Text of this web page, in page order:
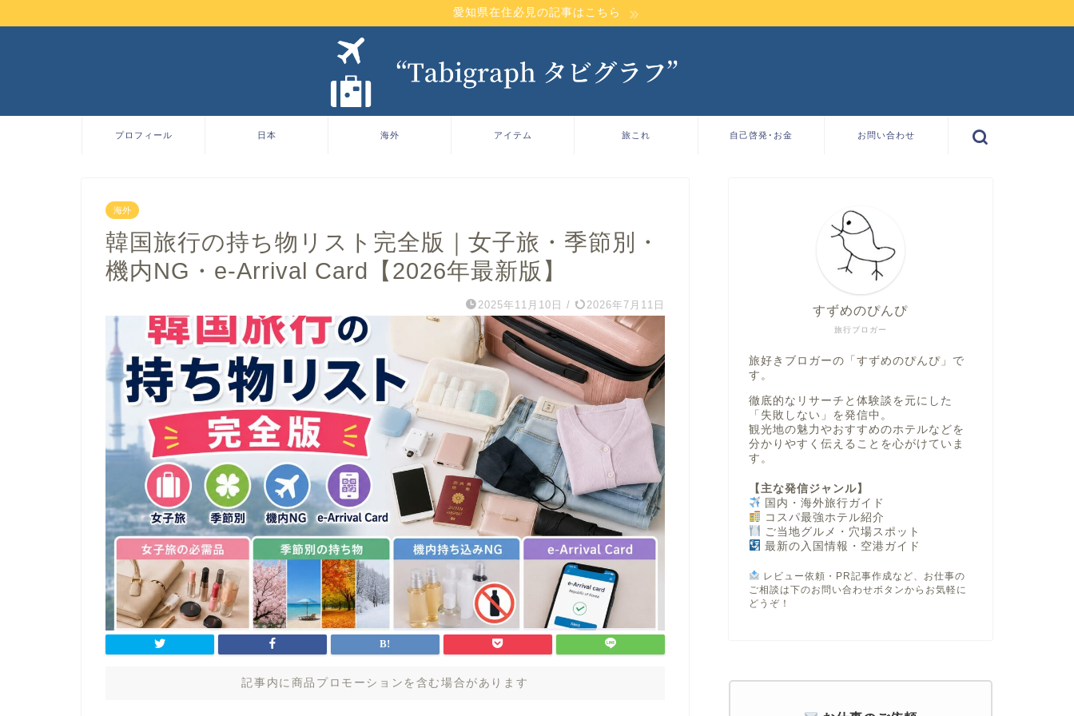
愛知県在住必見の記事はこちら
プロフィール 日本 海外 アイテム 旅これ 自己啓発･お金 お問い合わせ
海外
韓国旅行の持ち物リスト完全版｜女子旅・季節別・
機内NG・e-Arrival Card【2026年最新版】
2025年11月10日 / 2026年7月11日
記事内に商品プロモーションを含む場合があります
旅行ブロガー
すずめのぴんぴ
旅好きブロガーの「すずめのぴんぴ」で
す。
徹底的なリサーチと体験談を元にした
「失敗しない」 を発信中。
観光地の魅力やおすすめのホテルなどを
分かりやすく伝えることを心がけていま
す。
【主な発信ジャンル】
国内・海外旅行ガイド
コスパ最強ホテル紹介
ご当地グルメ・穴場スポット
最新の入国情報・空港ガイド
レビュー依頼・PR記事作成など、お仕事の
ご相談は下のお問い合わせボタンからお気軽に
どうぞ！